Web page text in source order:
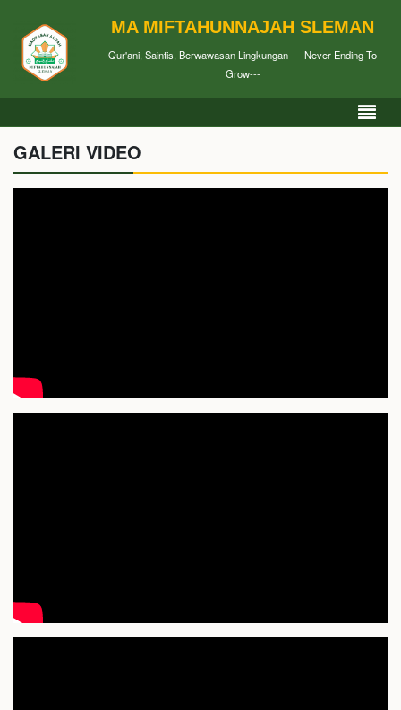
MA MIFTAHUNNAJAH SLEMAN
Qur'ani, Saintis, Berwawasan Lingkungan --- Never Ending To
Grow---
GALERI VIDEO